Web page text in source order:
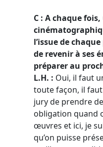
C : A chaque
l’issue de
de revenir à ses
préparer au
L.H. : Oui, il faut
toute façon, il
jury de prendre
obligation quand
œuvres et ici, je
qu’on puisse